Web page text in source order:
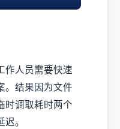
作人员需要快速
。结果因为文件
时调取耗时两个
。